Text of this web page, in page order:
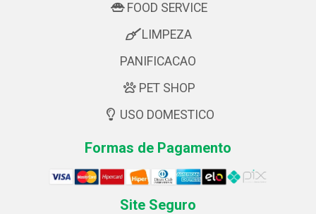
FOOD SERVICE
LIMPEZA
PANIFICACAO
PET SHOP
USO DOMESTICO
Formas de Pagamento
Site Seguro